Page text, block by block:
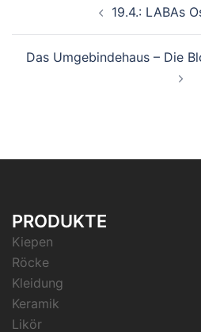
Navigation 19.4.: LABAs
Das Umgebindehaus – Die
PRODUKTE
Kiepen
Röcke
Kleidung
Keramik
Likör